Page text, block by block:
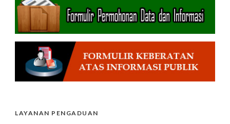
LAYANAN PENGADUAN